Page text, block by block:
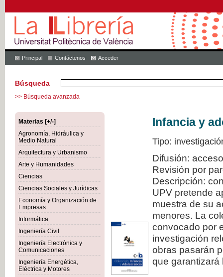
Principal Contáctenos Acceder
Búsqueda
>> Búsqueda avanzada
Materias [+/-]
Agronomía, Hidráulica y
Medio Natural
Arquitectura y Urbanismo
Arte y Humanidades
Ciencias
Ciencias Sociales y Jurídicas
Economía y Organización de
Empresas
Informática
Ingeniería Civil
Ingeniería Electrónica y
Comunicaciones
Ingeniería Energética,
Eléctrica y Motores
Infancia y
Tipo:
Difusión:
Revisión por
Descripción:
UPV pretende
muestra de su
menores. La
convocado por
investigación
obras pasarán
que garantizará